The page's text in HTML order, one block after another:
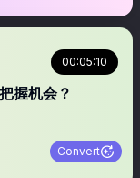
00:05:10
握机会？
Convert